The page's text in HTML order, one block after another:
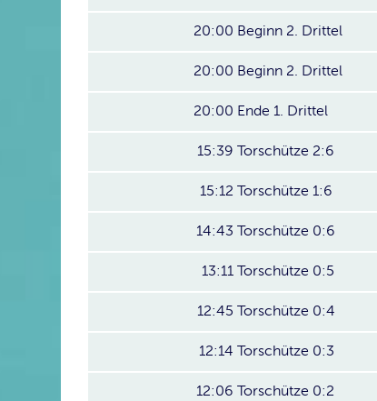
20:00 Beginn 2. Drittel
20:00 Beginn 2. Drittel
20:00 Ende 1. Drittel
15:39 Torschütze 2:6
15:12 Torschütze 1:6
14:43 Torschütze 0:6
13:11 Torschütze 0:5
12:45 Torschütze 0:4
12:14 Torschütze 0:3
12:06 Torschütze 0:2